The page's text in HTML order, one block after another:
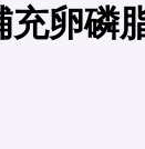
卵磷